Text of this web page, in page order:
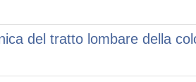
del tratto lombare della